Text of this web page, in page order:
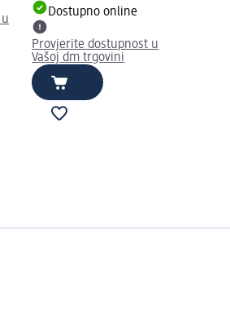
Dostupno online
Provjerite dostupnost u
Vašoj dm trgovini